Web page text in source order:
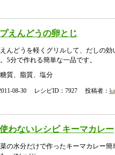
えんどうの卵とじ
んどうを軽くグリルして、だしの効
5分で作れる簡単な一品です。
糖質、脂質、塩分
08-30 レシピID：7927 投稿者：
わないレシピ キーマカレー
の水分だけで作ったキーマカレー簡